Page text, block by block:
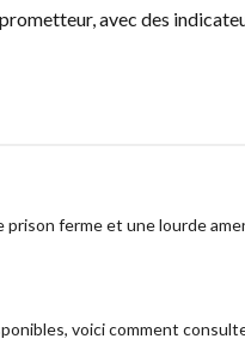
avec des
ferme et une lourde
voici comment